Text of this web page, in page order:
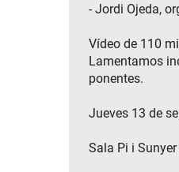
- Jordi Ojeda,
Vídeo de 110
Lamentamos
ponentes.
Jueves 13 de
Sala Pi i Sunyer